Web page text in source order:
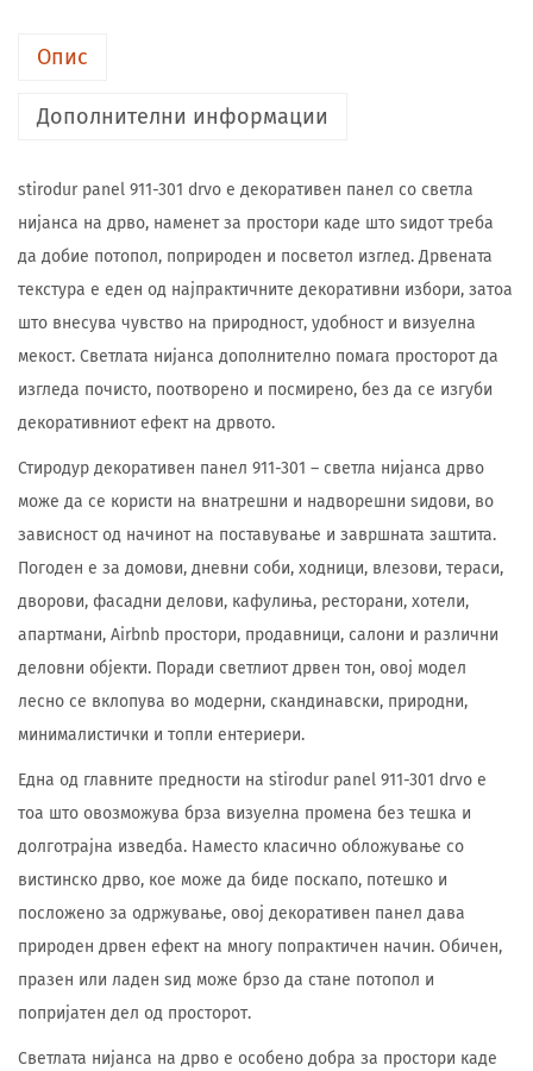
Опис
Дополнителни информации
stirodur panel 911-301 drvo е декоративен панел со светла
нијанса на дрво, наменет за простори каде што ѕидот треба
да добие потопол, поприроден и посветол изглед. Дрвената
текстура е еден од најпрактичните декоративни избори, затоа
што внесува чувство на природност, удобност и визуелна
мекост. Светлата нијанса дополнително помага просторот да
изгледа почисто, поотворено и посмирено, без да се изгуби
декоративниот ефект на дрвото.
Стиродур декоративен панел 911-301 – светла нијанса дрво
може да се користи на внатрешни и надворешни ѕидови, во
зависност од начинот на поставување и завршната заштита.
Погоден е за домови, дневни соби, ходници, влезови, тераси,
дворови, фасадни делови, кафулиња, ресторани, хотели,
апартмани, Airbnb простори, продавници, салони и различни
деловни објекти. Поради светлиот дрвен тон, овој модел
лесно се вклопува во модерни, скандинавски, природни,
минималистички и топли ентериери.
Една од главните предности на stirodur panel 911-301 drvo е
тоа што овозможува брза визуелна промена без тешка и
долготрајна изведба. Наместо класично обложување со
вистинско дрво, кое може да биде поскапо, потешко и
посложено за одржување, овој декоративен панел дава
природен дрвен ефект на многу попрактичен начин. Обичен,
празен или ладен ѕид може брзо да стане потопол и
попријатен дел од просторот.
Светлата нијанса на дрво е особено добра за простори каде